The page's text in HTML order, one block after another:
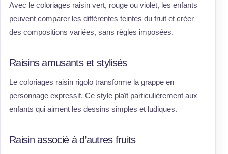
Avec le coloriages raisin vert, rouge ou violet, les enfants
peuvent comparer les différentes teintes du fruit et créer
des compositions variées, sans règles imposées.
Raisins amusants et stylisés
Le coloriages raisin rigolo transforme la grappe en
personnage expressif. Ce style plaît particulièrement aux
enfants qui aiment les dessins simples et ludiques.
Raisin associé à d’autres fruits